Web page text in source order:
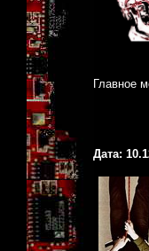
Главное
Дата: